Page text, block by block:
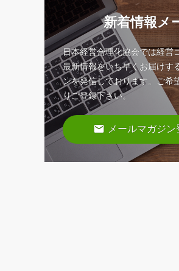
新着情報メ
日本経営合理化協会では経営
最新情報をいち早くお届けす
ンを発信しております。ご希
りご登録下さい。
email メールマガジン